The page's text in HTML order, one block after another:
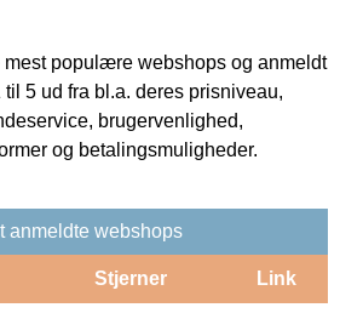
populære webshops og anmeldt
5 ud fra bl.a. deres prisniveau,
brugervenlighed,
og betalingsmuligheder.
anmeldte webshops
Stjerner Link